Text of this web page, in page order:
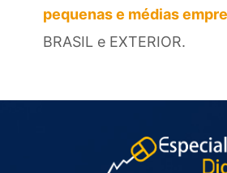
pequenas e médias
BRASIL e EXTERIOR.